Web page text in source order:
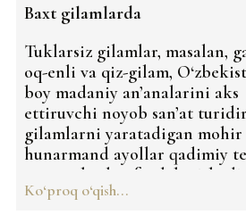
Baxt gilamlarda
Tuklarsiz gilamlar, masalan,
oq-enli va qiz-gilam,
boy madaniy an’analarini aks
ettiruvchi noyob san’at
gilamlarni yaratadigan mohir
hunarmand ayollar qadimiy
va ramzlardan foydalanishadi,
bir mahsulotni nafaqat go‘zal,
Ko‘proq o‘qish...